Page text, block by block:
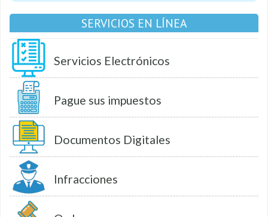
SERVICIOS EN LÍNEA
Servicios Electrónicos
Pague sus impuestos
Documentos Digitales
Infracciones